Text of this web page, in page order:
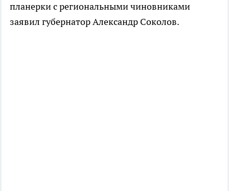
планерки с региональными чиновниками
заявил губернатор Александр Соколов.